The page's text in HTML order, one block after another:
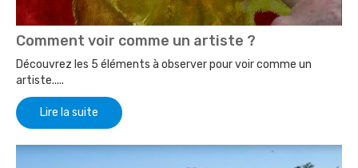
Comment voir comme un artiste ?
Découvrez les 5 éléments à observer pour voir comme un
artiste.....
Lire la suite